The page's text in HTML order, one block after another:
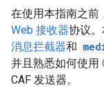
在使用本指南之前
Web 接收器协议
消息拦截器和
并且熟悉如何使用
CAF 发送器。